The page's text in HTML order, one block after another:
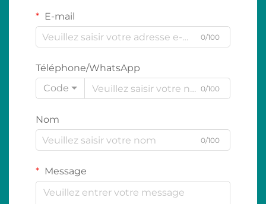
E-mail
0/100
Téléphone/WhatsApp
Code
0/100
Nom
0/100
Message